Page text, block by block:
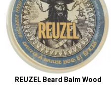
REUZEL Beard Balm Wood